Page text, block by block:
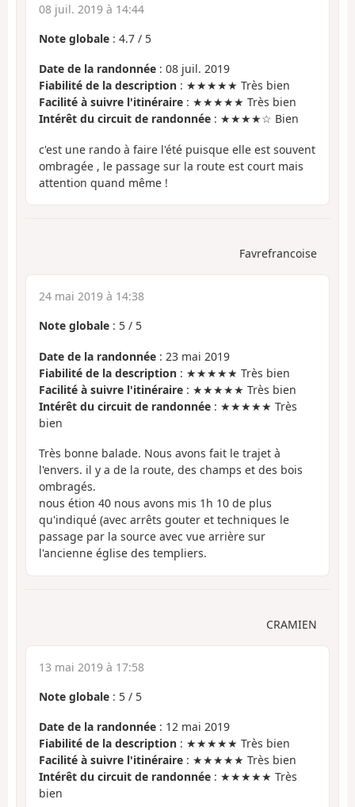
08 juil. 2019 à 14:44
Note globale : 4.7 / 5
Date de la randonnée : 08 juil. 2019
Fiabilité de la description : ★★★★★ Très bien
Facilité à suivre l'itinéraire : ★★★★★ Très bien
Intérêt du circuit de randonnée : ★★★★☆ Bien
c'est une rando à faire l'été puisque elle est souvent
ombragée , le passage sur la route est court mais
attention quand même !
Favrefrancoise
24 mai 2019 à 14:38
Note globale : 5 / 5
Date de la randonnée : 23 mai 2019
Fiabilité de la description : ★★★★★ Très bien
Facilité à suivre l'itinéraire : ★★★★★ Très bien
Intérêt du circuit de randonnée : ★★★★★ Très
bien
Très bonne balade. Nous avons fait le trajet à
l'envers. il y a de la route, des champs et des bois
ombragés.
nous étion 40 nous avons mis 1h 10 de plus
qu'indiqué (avec arrêts gouter et techniques le
passage par la source avec vue arrière sur
l'ancienne église des templiers.
CRAMIEN
13 mai 2019 à 17:58
Note globale : 5 / 5
Date de la randonnée : 12 mai 2019
Fiabilité de la description : ★★★★★ Très bien
Facilité à suivre l'itinéraire : ★★★★★ Très bien
Intérêt du circuit de randonnée : ★★★★★ Très
bien